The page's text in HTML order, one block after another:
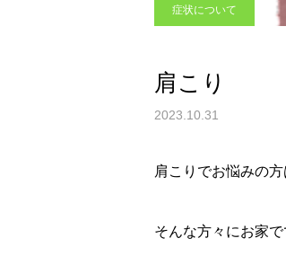
症状について
肩こり
2023.10.31
肩こりでお悩みの方
そんな方々にお家